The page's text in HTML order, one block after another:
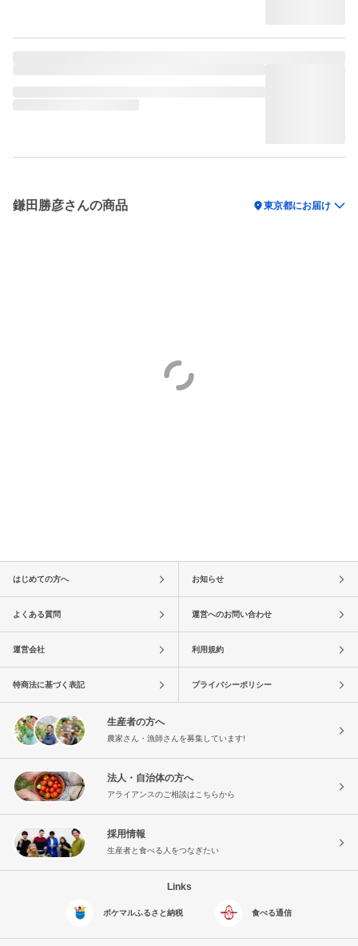
鎌田勝彦さんの商品 location_on東京都にお届け
はじめての方へ お知らせ
よくある質問 運営へのお問い合わせ
運営会社 利用規約
特商法に基づく表記 プライバシーポリシー
生産者の方へ
農家さん・漁師さんを募集しています!
法人・自治体の方へ
アライアンスのご相談はこちらから
採用情報
生産者と食べる人をつなぎたい
Links
ポケマルふるさと納税 食べる通信